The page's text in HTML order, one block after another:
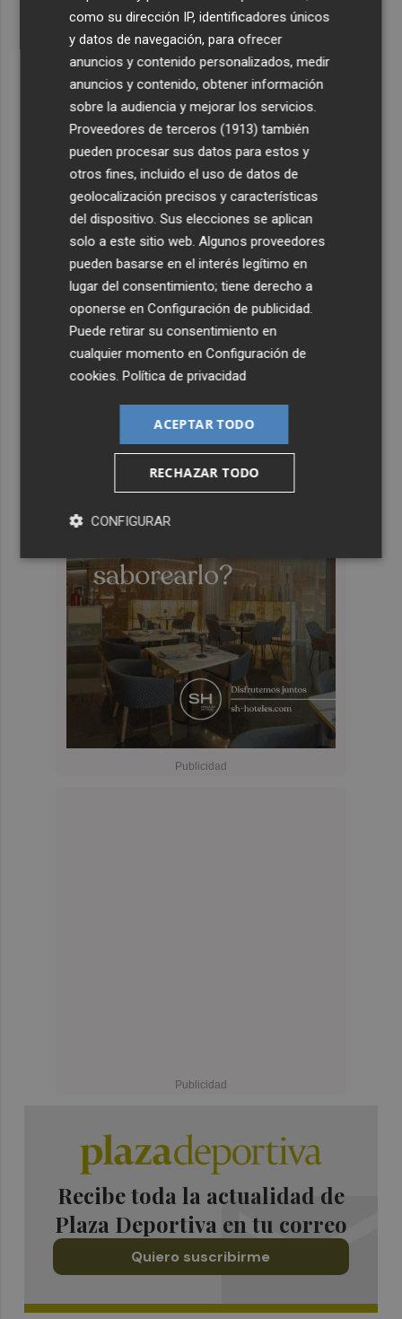
Recibe toda la actualidad de
Plaza Deportiva en tu correo
Quiero suscribirme
como su dirección IP, identificadores únicos
y datos de navegación, para ofrecer
anuncios y contenido personalizados, medir
anuncios y contenido, obtener información
sobre la audiencia y mejorar los servicios.
Proveedores de terceros (1913) también
pueden procesar sus datos para estos y
otros fines, incluido el uso de datos de
geolocalización precisos y características
del dispositivo. Sus elecciones se aplican
solo a este sitio web. Algunos proveedores
pueden basarse en el interés legítimo en
lugar del consentimiento; tiene derecho a
oponerse enConfiguración de publicidad.
Puede retirar su consentimiento en
cualquier momento enConfiguración de
cookies.Política de privacidad
ACEPTAR TODO
RECHAZAR TODO
CONFIGURAR